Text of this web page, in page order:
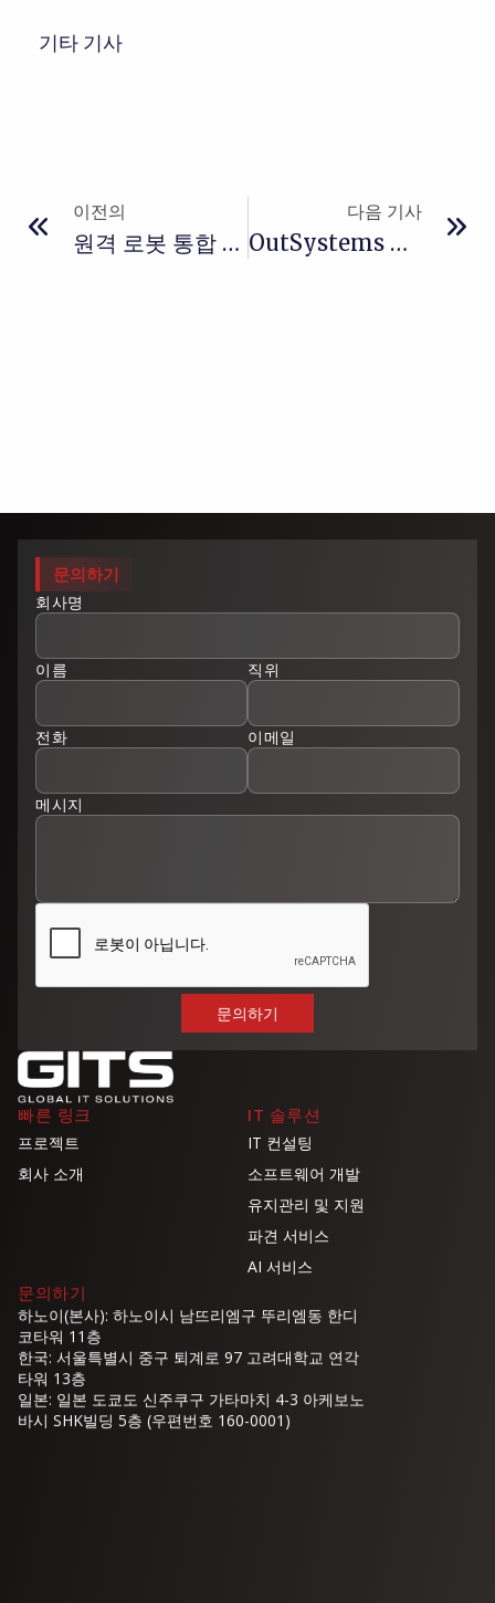
기타 기사
이전의
원격 로봇 통합 관리 시스템 – 스마트 제조를 위한 핵심 솔루션
다음 기사
OutSystems 기반 레거시 시스템 현대화 전략
문의하기
회사명
이름 직위
전화 이메일
메시지
빠른 링크
프로젝트
회사 소개
IT 솔루션
IT 컨설팅
소프트웨어 개발
유지관리 및 지원
파견 서비스
AI 서비스
문의하기
하노이(본사): 하노이시 남뜨리엠구 뚜리엠동 한디
코타워 11층
한국: 서울특별시 중구 퇴계로 97 고려대학교 연각
타워 13층
일본: 일본 도쿄도 신주쿠구 가타마치 4-3 아케보노
바시 SHK빌딩 5층 (우편번호 160-0001)